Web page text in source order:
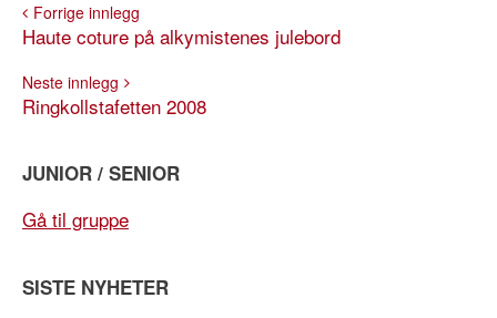
Forrige innlegg
Haute coture på alkymistenes julebord
Neste innlegg
Ringkollstafetten 2008
JUNIOR / SENIOR
Gå til gruppe
SISTE NYHETER